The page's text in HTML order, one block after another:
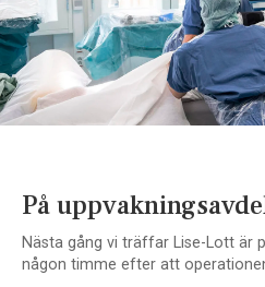
På
Nästa gång vi träffar Lise-Lott är
någon timme efter att